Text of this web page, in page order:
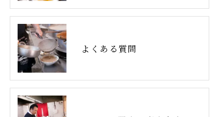
よくある質問